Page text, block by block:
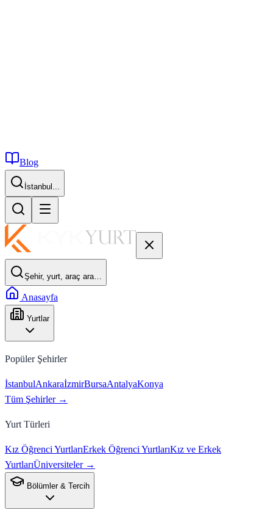
Blog
İstanbul...
Şehir, yurt, araç ara…
Anasayfa
Yurtlar
Popüler Şehirler
İstanbulAnkaraİzmirBursaAntalyaKonya
Tüm Şehirler →
Yurt Türleri
Kız Öğrenci YurtlarıErkek Öğrenci YurtlarıKız ve Erkek
YurtlarıÜniversiteler →
Bölümler & Tercih